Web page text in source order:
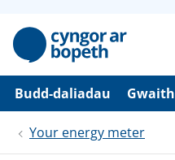
N
d
r
Budd-daliadau Gwaith
Your energy meter